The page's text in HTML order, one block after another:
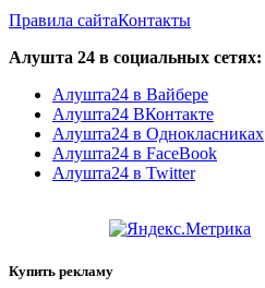
Правила сайтаКонтакты
Алушта 24 в социальных сетях:
Алушта24 в Вайбере
Алушта24 ВКонтакте
Алушта24 в Однокласниках
Алушта24 в FaceBook
Алушта24 в Twitter
Купить рекламу